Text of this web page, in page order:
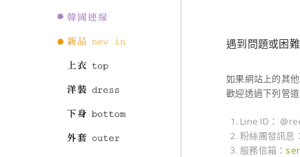
遇到問題或困難
如果網站上的其
歡迎透過下列管
Line ID：
粉絲團發訊息：
服務信箱：